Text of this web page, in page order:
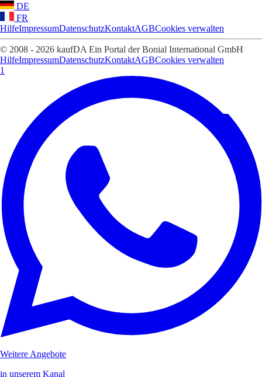
DE
FR
HilfeImpressumDatenschutzKontaktAGBCookies verwalten
© 2008 - 2026 kaufDA Ein Portal der Bonial International GmbH
HilfeImpressumDatenschutzKontaktAGBCookies verwalten
1
Weitere Angebote
in unserem Kanal